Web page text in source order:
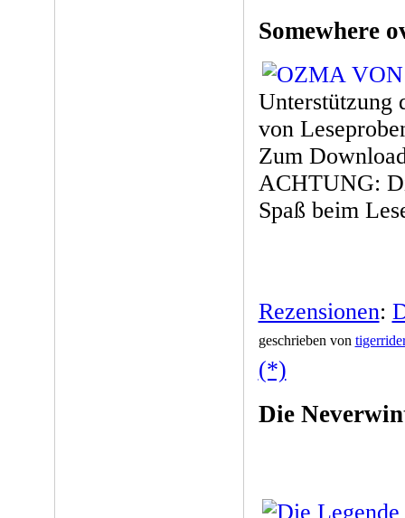
Somewhere
Unterstützung
von
Zum
ACHTUNG:
Spaß beim
Rezensionen:
geschrieben von
(*)
Die